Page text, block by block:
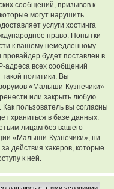
сообщений, призывов к
могут нарушить
услуги хостинга
право. Попытки
к вашему немедленному
будет поставлен в
адреса всех сообщений
политики. Вы
«Малыши-Кузнечики»
или закрыть любую
пользователь вы согласны
храниться в базе данных.
лицам без вашего
«Малыши-Кузнечики», ни
действия хакеров, которые
к ней.